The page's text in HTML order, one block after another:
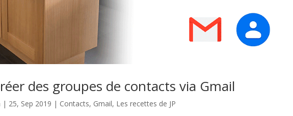
des groupes de contacts via Gmail
| 25, Sep 2019 | Contacts, Gmail, Les recettes de JP